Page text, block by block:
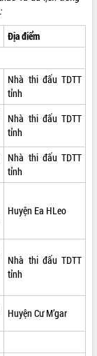
Địa điểm
Nhà thi đấu TDTT
tỉnh
Nhà thi đấu TDTT
tỉnh
Nhà thi đấu TDTT
tỉnh
Huyện Ea HLeo
Nhà thi đấu TDTT
tỉnh
Huyện Cư M’gar